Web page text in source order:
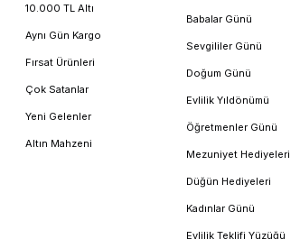
10.000 TL Altı
Aynı Gün Kargo
Fırsat Ürünleri
Çok Satanlar
Yeni Gelenler
Altın Mahzeni
Babalar Günü
Sevgililer Günü
Doğum Günü
Evlilik Yıldönümü
Öğretmenler Günü
Mezuniyet Hediyeleri
Düğün Hediyeleri
Kadınlar Günü
Evlilik Teklifi Yüzüğü